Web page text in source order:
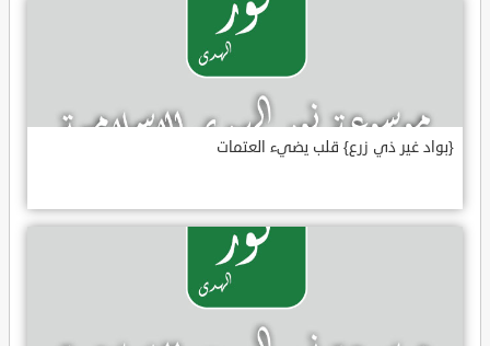
{بواد غير ذي زرع} قلب يضيء العتمات